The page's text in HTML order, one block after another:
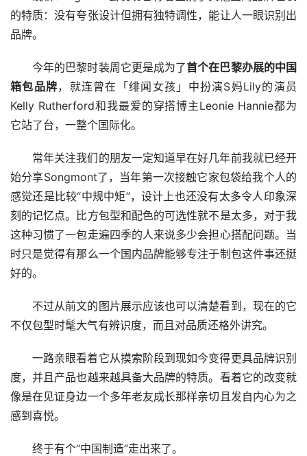
的特质：没有夸张设计但拥有独特调性，能让人一眼识别出
品牌。
今年的巴黎时装周它更是成为了首个在巴黎办展的中国
箱包品牌，就连曾在「绯闻女孩」中扮演S妈Lily的演员
Kelly Rutherford和我最爱的穿搭博主Leonie Hannie都为
它站了台，一整个国际化。
常年关注我们的朋友一定知道早在好几年前我就已经开
始分享Songmont了，当年第一次接触它家包袋给我个人的
感觉还是比较“中规中矩”，设计上也还没有太多令人印象深
刻的记忆点。比方包型和配色的可选性就不是太多，对于我
这种习惯了一包走遍四季的人来说多少会担心搭配问题。当
时只是觉得有那么一个国内品牌能够专注于制包这件事还挺
好的。
不过从前文的图片展示应该也可以清楚看到，现在的它
不仅包型时髦大气有辨识度，而且对品质还格外讲究。
一路亲眼看着它从摸索阶段到现如今变得更具品牌识别
度，并且产品也越来越具备大品牌的特质。看着它的改变就
像是在见证身边一个多年老友成长那样亲切且发自内心为之
感到喜悦。
终于有个“中国制造”走出来了。